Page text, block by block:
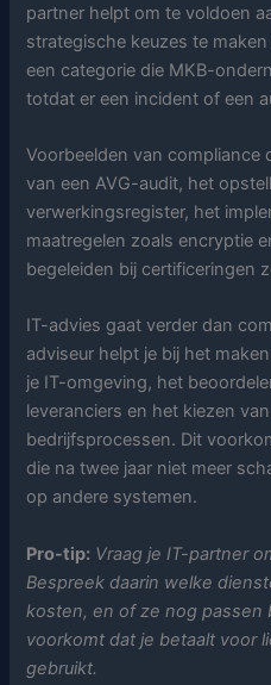
partner helpt om te voldoen
strategische keuzes te
een categorie die MKB-
totdat er een incident of een
Voorbeelden van compliance
van een AVG-audit, het
verwerkingsregister, het
maatregelen zoals encryptie
begeleiden bij certificeringen
IT-advies gaat verder dan
adviseur helpt je bij het
je IT-omgeving, het
leveranciers en het kiezen
bedrijfsprocessen. Dit
die na twee jaar niet meer
op andere systemen.
Pro-tip: Vraag je IT-partner
Bespreek daarin welke
kosten, en of ze nog passen
voorkomt dat je betaalt voor
gebruikt.